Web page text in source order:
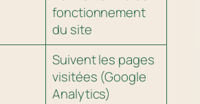
fonctionnement
du site
Suivent les pages
visitées (Google
Analytics)